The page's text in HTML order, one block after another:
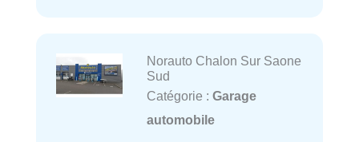
Norauto Chalon Sur Saone
Sud
Catégorie : Garage
automobile